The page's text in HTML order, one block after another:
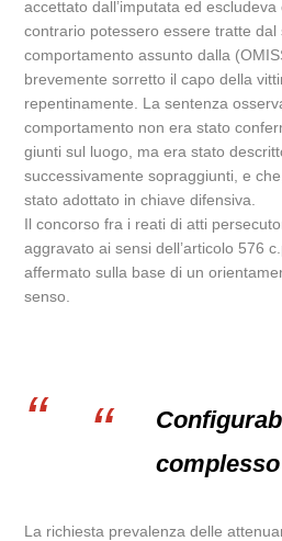
accettato dall’imputata ed
contrario potessero essere tratte dal
comportamento assunto dalla
brevemente sorretto il capo della
repentinamente. La sentenza
comportamento non era stato
giunti sul luogo, ma era stato
successivamente sopraggiunti, e
stato adottato in chiave difensiva.
Il concorso fra i reati di atti
aggravato ai sensi dell’articolo 576
affermato sulla base di un
senso.
complesso
La richiesta prevalenza delle